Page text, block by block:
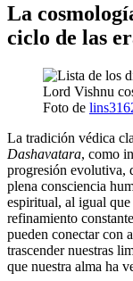
La
ciclo de las
Foto de
La tradición védica
Dashavatara, como
progresión evolutiva,
plena consciencia
espiritual, al igual
refinamiento
pueden conectar con
trascender nuestras
que nuestra alma ha